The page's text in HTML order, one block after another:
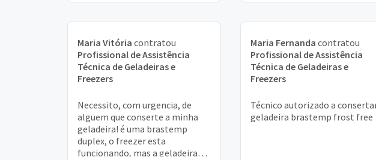
Maria Vitória contratou
Profissional de Assistência
Técnica de Geladeiras e
Freezers
Necessito, com urgencia, de
alguem que conserte a minha
geladeira! é uma brastemp
duplex, o freezer esta
funcionando, mas a geladeira
Maria Fernanda contratou
Profissional de Assistência
Técnica de Geladeiras e
Freezers
Técnico autorizado a
geladeira brastemp frost free